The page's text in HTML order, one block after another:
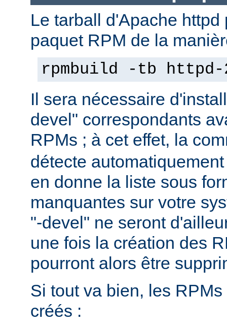
Le tarball d'Apache
paquet RPM de la
rpmbuild -tb
Il sera nécessaire
devel" correspondants
RPMs ; à cet effet, la
détecte
en donne la liste sous
manquantes sur votre
"-devel" ne seront
une fois la création des
pourront alors être
Si tout va bien, les
créés :